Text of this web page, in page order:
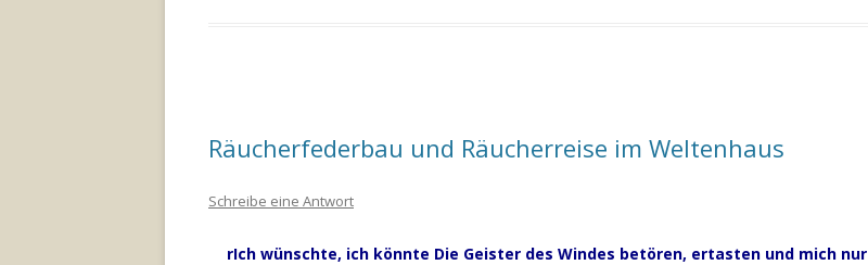
Räucherfederbau und Räucherreise im Weltenhaus
Schreibe eine Antwort
rIch wünschte, ich könnte Die Geister des Windes betören, ertasten und mich nur